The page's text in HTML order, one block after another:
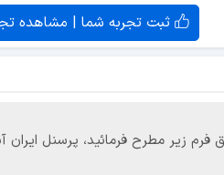
ثبت تجربه شما | مشاهده
فرم زیر مطرح فرمائید،